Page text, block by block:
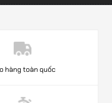
hàng toàn quốc